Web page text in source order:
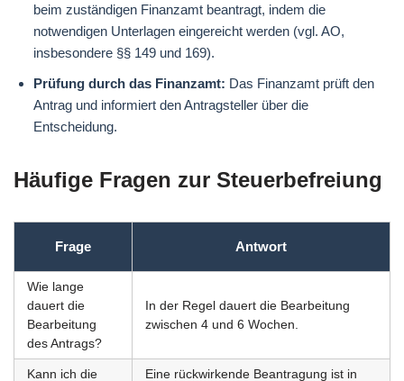
beim zuständigen Finanzamt beantragt, indem die
notwendigen Unterlagen eingereicht werden (vgl. AO,
insbesondere §§ 149 und 169).
Prüfung durch das Finanzamt: Das Finanzamt prüft den
Antrag und informiert den Antragsteller über die
Entscheidung.
Häufige Fragen zur Steuerbefreiung
Frage Antwort
Wie lange
dauert die
Bearbeitung
des Antrags?
In der Regel dauert die Bearbeitung
zwischen 4 und 6 Wochen.
Kann ich die Eine rückwirkende Beantragung ist in